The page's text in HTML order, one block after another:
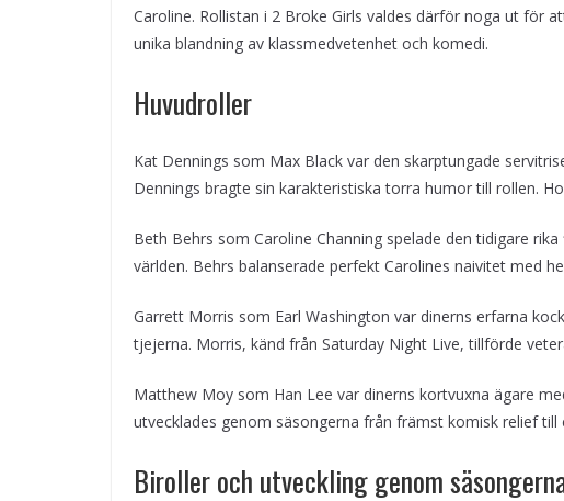
Caroline. Rollistan i 2 Broke Girls valdes därför noga ut för
unika blandning av klassmedvetenhet och komedi.
Huvudroller
Kat Dennings som Max Black var den skarptungade
Dennings bragte sin karakteristiska torra humor till rollen.
Beth Behrs som Caroline Channing spelade den tidigare
världen. Behrs balanserade perfekt Carolines naivitet med
Garrett Morris som Earl Washington var dinerns erfarna
tjejerna. Morris, känd från Saturday Night Live, tillförde
Matthew Moy som Han Lee var dinerns kortvuxna ägare
utvecklades genom säsongerna från främst komisk relief till
Biroller och utveckling genom